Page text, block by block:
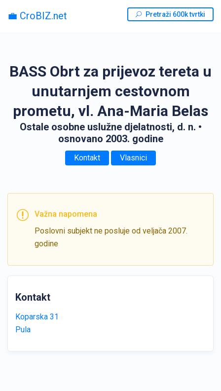
💼 CroBIZ.net Pretraži 600k tvrtki
BASS Obrt za prijevoz tereta u
unutarnjem cestovnom
prometu, vl. Ana-Maria Belas
Ostale osobne uslužne djelatnosti, d. n. •
osnovano 2003. godine
Kontakt Vlasnici
Važna napomena
Poslovni subjekt ne posluje od veljača 2007.
godine
Kontakt
Koparska 31
Pula